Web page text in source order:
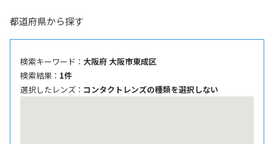
都道府県から探す
検索キーワード ： 大阪府 大阪市東成区
検索結果 ： 1件
選択したレンズ ： コンタクトレンズの種類を選択しない